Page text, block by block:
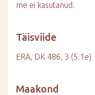
me ei kasutanud.
Täisviide
ERA, DK 486, 3 (5.1e)
Maakond